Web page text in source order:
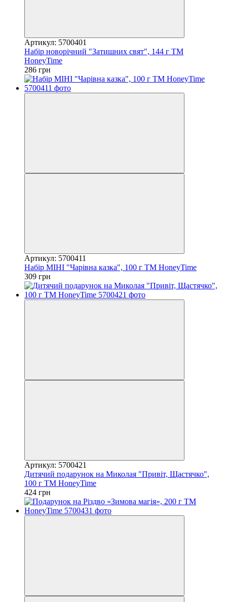
Артикул: 5700401
Набір новорічний "Затишних свят", 144 г ТМ
HoneyTime
286 грн
Артикул: 5700411
Набір МІНІ "Чарівна казка", 100 г ТМ HoneyTime
309 грн
Артикул: 5700421
Дитячий подарунок на Миколая "Привіт, Щастячко",
100 г ТМ HoneyTime
424 грн